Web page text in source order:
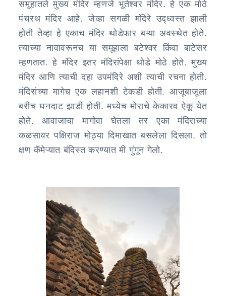
समूहातले मुख्य मंदिर म्हणजे भूतेश्वर मंदिर. हे एक मोठे
पंचरथ मंदिर आहे. जेव्हा सगळी मंदिरे उद्ध्वस्त झाली
होती तेव्हा हे एकाच मंदिर थोडेफार बऱ्या अवस्थेत होते.
त्याच्या नावावरूनच या समूहाला बटेश्वर किंवा बाटेसर
म्हणतात. हे मंदिर इतर मंदिरांपेक्षा थोडे मोठे होते. मुख्य
मंदिर आणि त्याची दहा उपमंदिरे अशी त्याची रचना होती.
मंदिरांच्या मागेच एक लहानशी टेकडी होती. आजूबाजूला
बरीच घनदाट झाडी होती. मध्येच मोराचे केकारव ऐकू येत
होते. आवाजाचा मागोवा घेतला तर एका मंदिराच्या
कळसावर पक्षिराज मोठ्या दिमाखात बसलेला दिसला. तो
क्षण कॅमेऱ्यात बंदिस्त करण्यात मी गुंगून गेलो.